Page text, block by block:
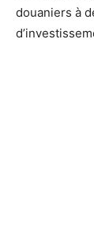
douaniers à